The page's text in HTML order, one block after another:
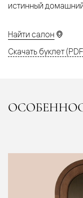
истинный
Найти салон
Скачать буклет